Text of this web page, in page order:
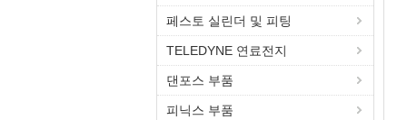
페스토 실린더 및 피팅
TELEDYNE 연료전지
댄포스 부품
피닉스 부품